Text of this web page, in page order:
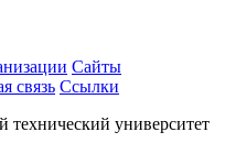
Сайты
связь Ссылки
технический университет